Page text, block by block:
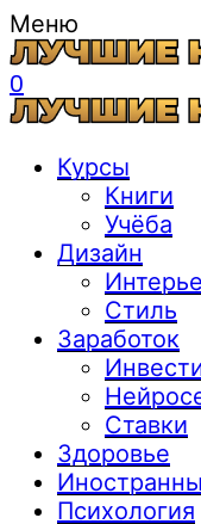
Меню
0
Курсы
Книги
Учёба
Дизайн
Стиль
Заработок
Ставки
Здоровье
Психология